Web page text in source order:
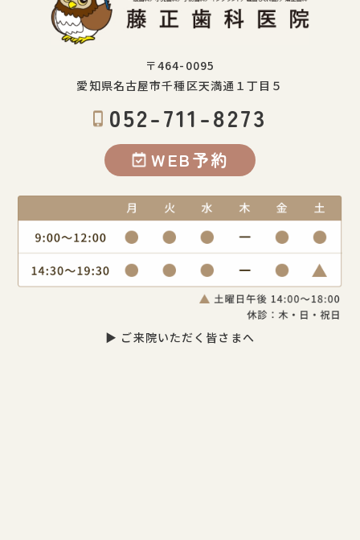
〒464-0095
愛知県名古屋市千種区天満通１丁目５
052-711-8273
WEB予約
▶ ご来院いただく皆さまへ